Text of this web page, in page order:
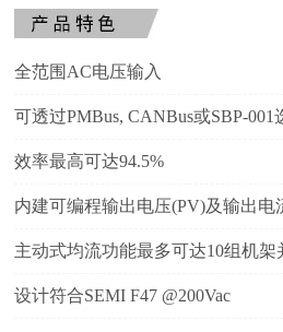
全范围AC电压输入
可透过PMBus, CANBus或SBP-
24V/48V机型适用)
效率最高可达94.5%
内建可编程输出电压(PV)及输出电
主动式均流功能最多可达10组机架
电源供应器并联数可达40台
设计符合SEMI F47 @200Vac